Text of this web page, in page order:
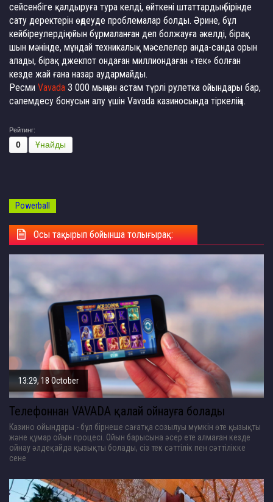
сейсенбіге қалдыруға тура келді, өйткені штаттардың бірінде
сату деректерін өңдеуде проблемалар болды. Әрине, бұл
кейбіреулердің ойын бұрмаланған деп болжауға әкелді, бірақ
шын мәнінде, мұндай техникалық мәселелер анда-санда орын
алады, бірақ джекпот ондаған миллиондаған «тек» болған
кезде жай ғана назар аудармайды.
Ресми Vavada 3 000 мыңнан астам түрлі рулетка ойындары бар,
сәлемдесу бонусын алу үшін Vavada казиносында тіркеліңіз.
Рейтинг:
0 Ұнайды
Powerball
Осы тақырып бойынша толығырақ:
13:29, 18 October
Телефоннан VAVADA қалай ойнауға болады
Казино ойындары - бұл бірнеше сағатқа созылуы мүмкін өте қызықты
және құмар ойын процесі. Ойын барысына әсер ете алмаған кезде
ойнау әлдеқайда қызықты болады, сіз тек сәттілік пен сәттілікке
сене